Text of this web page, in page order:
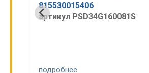
815530015406
артикул PSD34G160081S
подробнее